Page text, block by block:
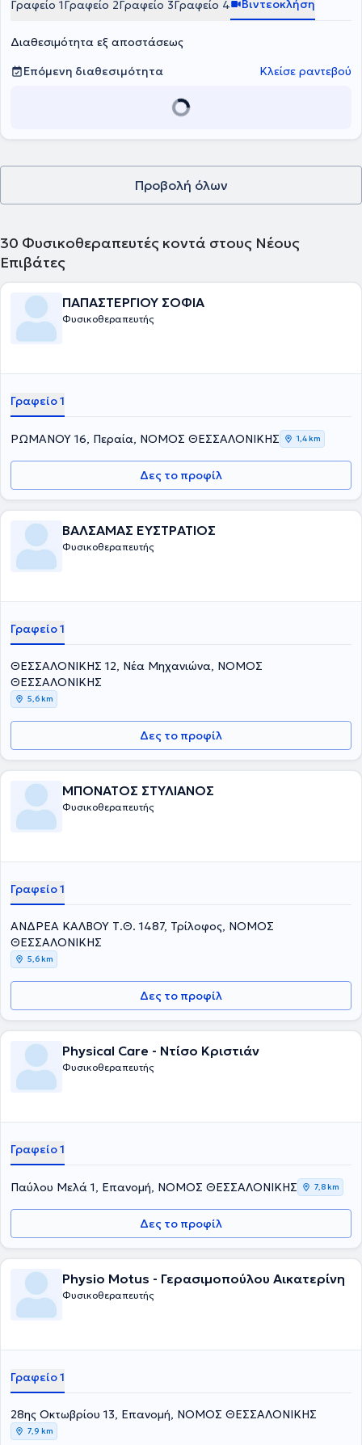
επιμόρφωση. Διακρίνεται για την αποτελεσματική επικοινωνία, την
κάθε ηλικίας μέσω πρόληψης, εκπαίδευσης και υποστήριξης στην
Γραφείο 1Γραφείο 2Γραφείο 3Γραφείο 4 Βιντεοκλήση
Διαθεσιμότητα εξ αποστάσεως
Επόμενη διαθεσιμότητα
Κλείσε ραντεβού
Προβολή όλων
30 Φυσικοθεραπευτές κοντά στους Νέους
Επιβάτες
ΠΑΠΑΣΤΕΡΓΙΟΥ ΣΟΦΙΑ
Φυσικοθεραπευτής
Γραφείο 1
ΡΩΜΑΝΟΥ 16, Περαία, ΝΟΜΟΣ ΘΕΣΣΑΛΟΝΙΚΗΣ 1,4 km
Δες το προφίλ
ΒΑΛΣΑΜΑΣ ΕΥΣΤΡΑΤΙΟΣ
Φυσικοθεραπευτής
Γραφείο 1
ΘΕΣΣΑΛΟΝΙΚΗΣ 12, Νέα Μηχανιώνα, ΝΟΜΟΣ
ΘΕΣΣΑΛΟΝΙΚΗΣ
5,6 km
Δες το προφίλ
ΜΠΟΝΑΤΟΣ ΣΤΥΛΙΑΝΟΣ
Φυσικοθεραπευτής
Γραφείο 1
ΑΝΔΡΕΑ ΚΑΛΒΟΥ Τ.Θ. 1487, Τρίλοφος, ΝΟΜΟΣ
ΘΕΣΣΑΛΟΝΙΚΗΣ
5,6 km
Δες το προφίλ
Physical Care - Ντίσο Κριστιάν
Φυσικοθεραπευτής
Γραφείο 1
Παύλου Μελά 1, Επανομή, ΝΟΜΟΣ ΘΕΣΣΑΛΟΝΙΚΗΣ 7,8 km
Δες το προφίλ
Physio Motus - Γερασιμοπούλου Αικατερίνη
Φυσικοθεραπευτής
Γραφείο 1
28ης Οκτωβρίου 13, Επανομή, ΝΟΜΟΣ ΘΕΣΣΑΛΟΝΙΚΗΣ
7,9 km